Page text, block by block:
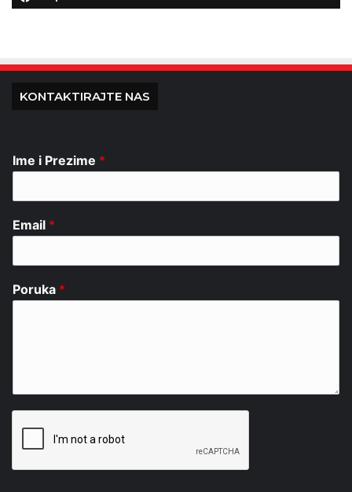
KONTAKTIRAJTE NAS
Ime i Prezime *
Email *
Poruka *